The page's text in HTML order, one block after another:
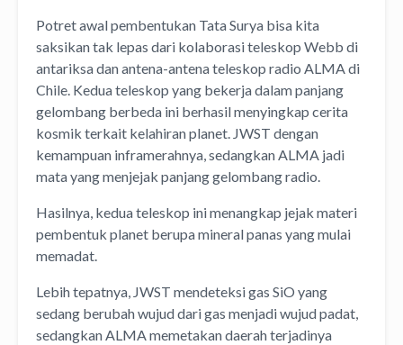
Potret awal pembentukan Tata Surya bisa kita
saksikan tak lepas dari kolaborasi teleskop Webb di
antariksa dan antena-antena teleskop radio ALMA di
Chile. Kedua teleskop yang bekerja dalam panjang
gelombang berbeda ini berhasil menyingkap cerita
kosmik terkait kelahiran planet. JWST dengan
kemampuan inframerahnya, sedangkan ALMA jadi
mata yang menjejak panjang gelombang radio.
Hasilnya, kedua teleskop ini menangkap jejak materi
pembentuk planet berupa mineral panas yang mulai
memadat.
Lebih tepatnya, JWST mendeteksi gas SiO yang
sedang berubah wujud dari gas menjadi wujud padat,
sedangkan ALMA memetakan daerah terjadinya